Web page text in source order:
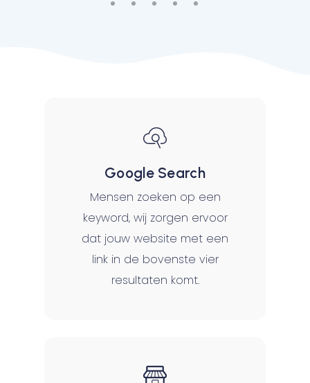
Google Search
Mensen zoeken op een
keyword, wij zorgen ervoor
dat jouw website met een
link in de bovenste vier
resultaten komt.